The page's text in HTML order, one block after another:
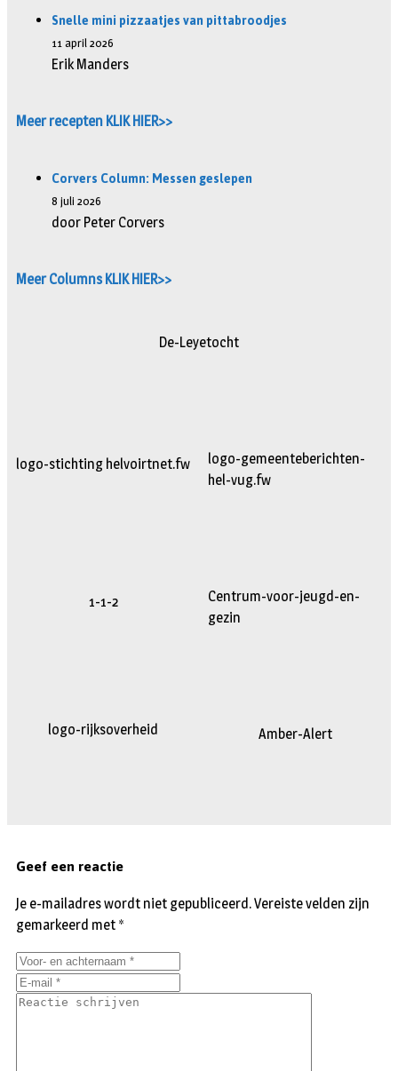
Snelle mini pizzaatjes van pittabroodjes
11 april 2026
Erik Manders
Meer recepten KLIK HIER>>
Corvers Column: Messen geslepen
8 juli 2026
door Peter Corvers
Meer Columns KLIK HIER>>
De-Leyetocht
logo-stichting helvoirtnet.fw
logo-gemeenteberichten-
hel-vug.fw
1-1-2
Centrum-voor-jeugd-en-
gezin
logo-rijksoverheid Amber-Alert
Geef een reactie
Je e-mailadres wordt niet gepubliceerd.Vereiste velden zijn
gemarkeerd met *